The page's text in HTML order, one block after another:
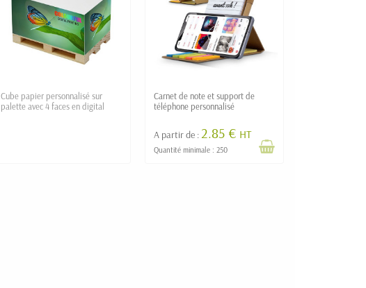
Cube papier personnalisé sur
palette avec 4 faces en digital
Carnet de note et support de
téléphone personnalisé
A partir de :2.85 € HT
Quantité minimale : 250